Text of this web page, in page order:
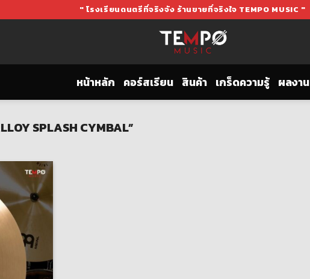
" โรงเรียนดนตรีที่จริงจัง ร้านขายที่จริงใจ TEMPO MUSIC "
หน้าหลัก คอร์สเรียน สินค้า เกร็ดความรู้ ผลงาน
SPLASH CYMBAL”